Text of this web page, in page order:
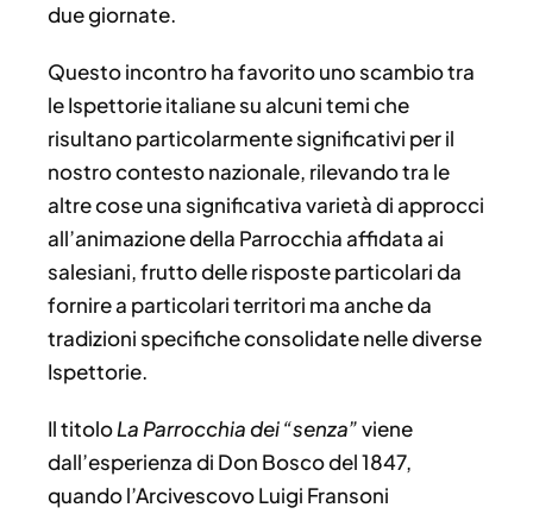
due giornate.
Questo incontro ha favorito uno scambio tra
le Ispettorie italiane su alcuni temi che
risultano particolarmente significativi per il
nostro contesto nazionale, rilevando tra le
altre cose una significativa varietà di approcci
all’animazione della Parrocchia affidata ai
salesiani, frutto delle risposte particolari da
fornire a particolari territori ma anche da
tradizioni specifiche consolidate nelle diverse
Ispettorie.
Il titoloLa Parrocchia dei “senza”viene
dall’esperienza di Don Bosco del 1847,
quando l’Arcivescovo Luigi Fransoni